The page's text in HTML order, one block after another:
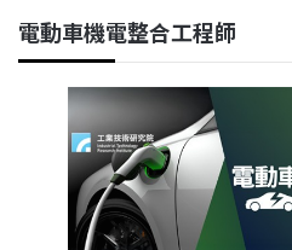
電動車機電整合工程師